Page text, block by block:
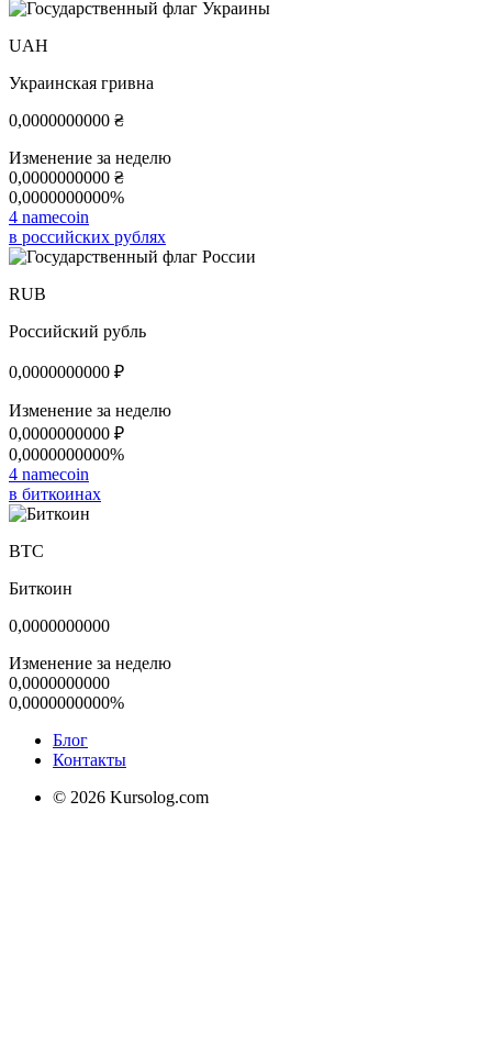
UAH
Украинская гривна
0,0000000000 ₴
Изменение за неделю
0,0000000000 ₴
0,0000000000%
4 namecoin
в российских рублях
RUB
Российский рубль
0,0000000000 ₽
Изменение за неделю
0,0000000000 ₽
0,0000000000%
4 namecoin
в биткоинах
BTC
Биткоин
0,0000000000
Изменение за неделю
0,0000000000
0,0000000000%
Блог
Контакты
© 2026 Kursolog.com